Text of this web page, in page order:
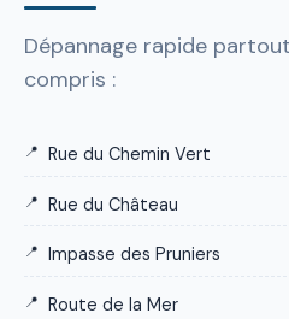
Dépannage rapide
compris :
Rue du Chemin Vert
Rue du Château
Impasse des Pruniers
Route de la Mer